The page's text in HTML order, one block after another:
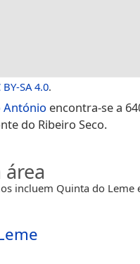
BY-SA 4.0.
António encontra-se a
do Ribeiro Seco.
área
incluem Quinta do Leme